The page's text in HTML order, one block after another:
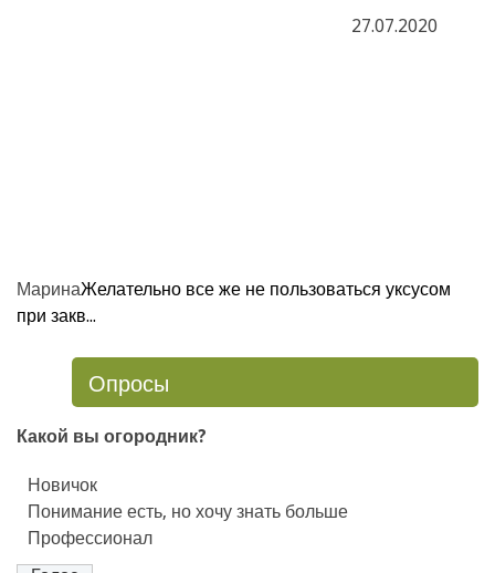
27.07.2020
МаринаЖелательно все же не пользоваться уксусом
при закв...
Опросы
Какой вы огородник?
Новичок
Понимание есть, но хочу знать больше
Профессионал